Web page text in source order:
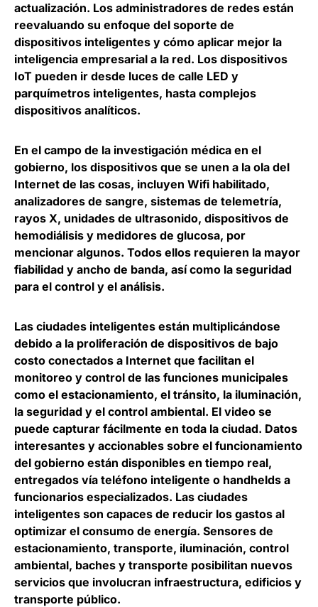
actualización. Los administradores de redes están
reevaluando su enfoque del soporte de
dispositivos inteligentes y cómo aplicar mejor la
inteligencia empresarial a la red. Los dispositivos
IoT pueden ir desde luces de calle LED y
parquímetros inteligentes, hasta complejos
dispositivos analíticos.
En el campo de la investigación médica en el
gobierno, los dispositivos que se unen a la ola del
Internet de las cosas, incluyen Wifi habilitado,
analizadores de sangre, sistemas de telemetría,
rayos X, unidades de ultrasonido, dispositivos de
hemodiálisis y medidores de glucosa, por
mencionar algunos. Todos ellos requieren la mayor
fiabilidad y ancho de banda, así como la seguridad
para el control y el análisis.
Las ciudades inteligentes están multiplicándose
debido a la proliferación de dispositivos de bajo
costo conectados a Internet que facilitan el
monitoreo y control de las funciones municipales
como el estacionamiento, el tránsito, la iluminación,
la seguridad y el control ambiental. El video se
puede capturar fácilmente en toda la ciudad. Datos
interesantes y accionables sobre el funcionamiento
del gobierno están disponibles en tiempo real,
entregados vía teléfono inteligente o handhelds a
funcionarios especializados. Las ciudades
inteligentes son capaces de reducir los gastos al
optimizar el consumo de energía. Sensores de
estacionamiento, transporte, iluminación, control
ambiental, baches y transporte posibilitan nuevos
servicios que involucran infraestructura, edificios y
transporte público.